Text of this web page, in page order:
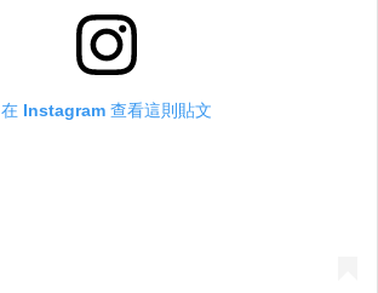
在 Instagram 查看這則貼文